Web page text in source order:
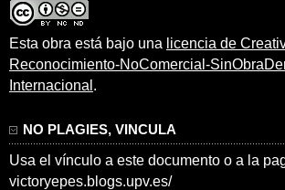
Esta obra está bajo una licencia de
Reconocimiento-NoComercial-
Internacional .
NO PLAGIES, VINCULA
Usa el vínculo a este documento o a la
victoryepes.blogs.upv.es/